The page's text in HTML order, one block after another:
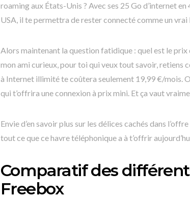
roaming aux États-Unis ? Avec ses 25 Go d’internet
USA, il te permettra de rester connecté comme un
Alors maintenant la question fatidique : quel est le prix
mon ami curieux, pour toi qui veux tout savoir, retiens
à Internet illimité te coûtera seulement 19,99 €/mois.
qui t’offrira une connexion à prix mini. Et ça vaut
Envie d’en savoir plus sur les délices cachés dans
tout ce que ce havre téléphonique a à t’offrir
Comparatif des
Freebox